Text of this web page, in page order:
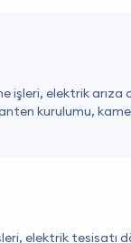
işleri, elektrik
kurulumu,
elektrik tesisatı